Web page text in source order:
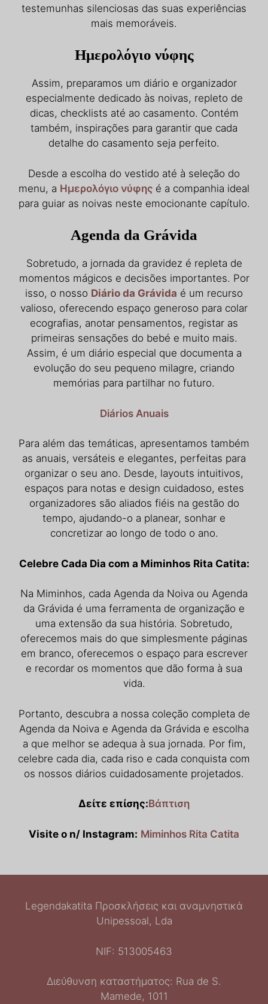
testemunhas silenciosas das suas experiências
mais memoráveis.
Ημερολόγιο νύφης
Assim, preparamos um diário e organizador
especialmente dedicado às noivas, repleto de
dicas, checklists até ao casamento. Contém
também, inspirações para garantir que cada
detalhe do casamento seja perfeito.
Desde a escolha do vestido até à seleção do
menu, a Ημερολόγιο νύφης é a companhia ideal
para guiar as noivas neste emocionante capítulo.
Agenda da Grávida
Sobretudo, a jornada da gravidez é repleta de
momentos mágicos e decisões importantes. Por
isso, o nosso Diário da Grávida é um recurso
valioso, oferecendo espaço generoso para colar
ecografias, anotar pensamentos, registar as
primeiras sensações do bebé e muito mais.
Assim, é um diário especial que documenta a
evolução do seu pequeno milagre, criando
memórias para partilhar no futuro.
Diários Anuais
Para além das temáticas, apresentamos também
as anuais, versáteis e elegantes, perfeitas para
organizar o seu ano. Desde, layouts intuitivos,
espaços para notas e design cuidadoso, estes
organizadores são aliados fiéis na gestão do
tempo, ajudando-o a planear, sonhar e
concretizar ao longo de todo o ano.
Celebre Cada Dia com a Miminhos Rita Catita:
Na Miminhos, cada Agenda da Noiva ou Agenda
da Grávida é uma ferramenta de organização e
uma extensão da sua história. Sobretudo,
oferecemos mais do que simplesmente páginas
em branco, oferecemos o espaço para escrever
e recordar os momentos que dão forma à sua
vida.
Portanto, descubra a nossa coleção completa de
Agenda da Noiva e Agenda da Grávida e escolha
a que melhor se adequa à sua jornada. Por fim,
celebre cada dia, cada riso e cada conquista com
os nossos diários cuidadosamente projetados.
Δείτε επίσης:Βάπτιση
Visite o n/ Instagram: Miminhos Rita Catita
Legendakatita Προσκλήσεις και αναμνηστικά
Unipessoal, Lda
NIF: 513005463
Διεύθυνση καταστήματος: Rua de S.
Mamede, 1011